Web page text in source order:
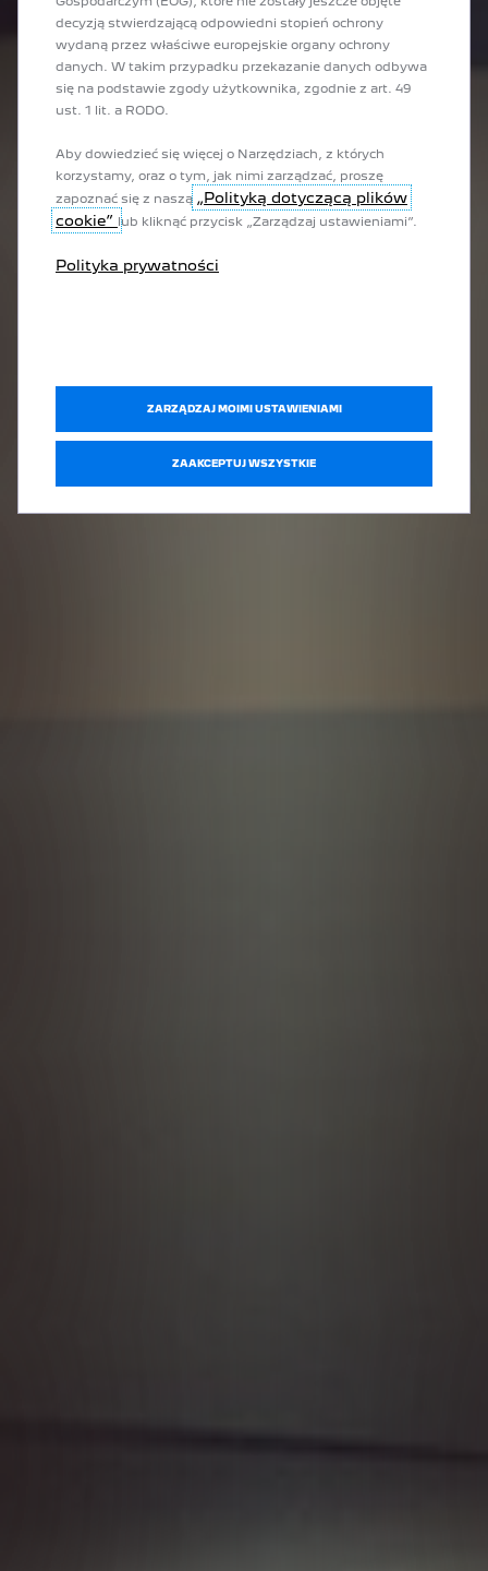
decyzją stwierdzającą odpowiedni stopień ochrony
wydaną przez właściwe europejskie organy ochrony
danych. W takim przypadku przekazanie danych odbywa
się na podstawie zgody użytkownika, zgodnie z art. 49
ust. 1 lit. a RODO.
Aby dowiedzieć się więcej o Narzędziach, z których
korzystamy, oraz o tym, jak nimi zarządzać, proszę
zapoznać się z naszą „Polityką dotyczącą plików
cookie” lub kliknąć przycisk „Zarządzaj ustawieniami”.
Polityka prywatności
ZARZĄDZAJ MOIMI USTAWIENIAMI
ZAAKCEPTUJ WSZYSTKIE